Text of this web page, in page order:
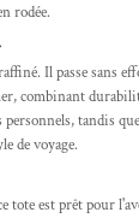
rodée.
Il passe sans
combinant
tandis
de voyage.
tote est prêt pour